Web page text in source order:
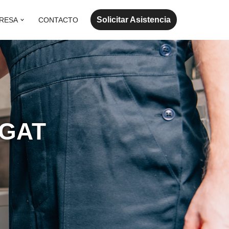
CONTACTO Solicitar Asistencia